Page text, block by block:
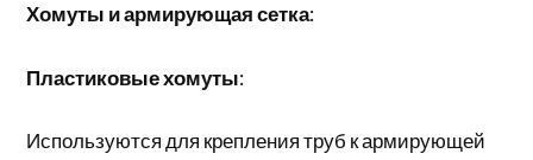
Хомуты и армирующая сетка:
Пластиковые хомуты:
Используются для крепления труб к армирующей